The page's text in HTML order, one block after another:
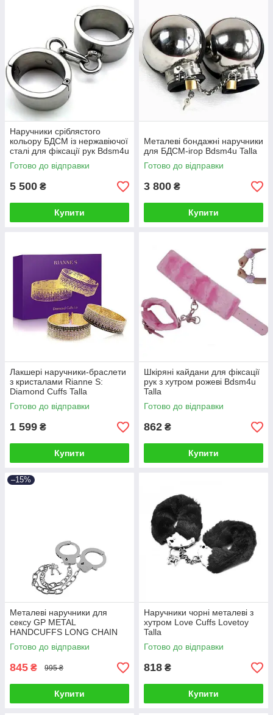
Наручники сріблястого
кольору БДСМ із нержавіючої
сталі для фіксації рук Bdsm4u
Talla
Готово до відправки
5 500 ₴
Купити
Металеві бондажні наручники
для БДСМ-ігор Bdsm4u Talla
Готово до відправки
3 800 ₴
Купити
Лакшері наручники-браслети
з кристалами Rianne S:
Diamond Cuffs Talla
Готово до відправки
1 599 ₴
Купити
Шкіряні кайдани для фіксації
рук з хутром рожеві Bdsm4u
Talla
Готово до відправки
862 ₴
Купити
–15%
Металеві наручники для
сексу GP METAL
HANDCUFFS LONG CHAIN
Talla
Готово до відправки
845 ₴ 995 ₴
Купити
Наручники чорні металеві з
хутром Love Cuffs Lovetoy
Talla
Готово до відправки
818 ₴
Купити